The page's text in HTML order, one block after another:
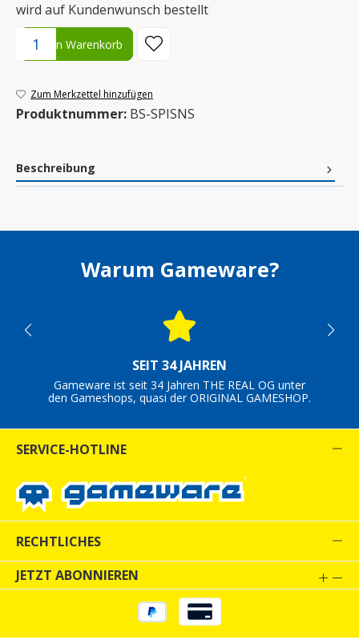
wird auf Kundenwunsch bestellt
Produkt Anzahl: Gib den gewünschten Wert ein oder benutze
In den Warenkorb
Zum Merkzettel hinzufügen
Produktnummer: BS-SPISNS
Beschreibung
Warum Gameware?
SEIT 34 JAHREN
Gameware ist seit 34 Jahren THE REAL OG unter
den Gameshops, quasi der ORIGINAL GAMESHOP.
SERVICE-HOTLINE
RECHTLICHES
JETZT ABONNIEREN